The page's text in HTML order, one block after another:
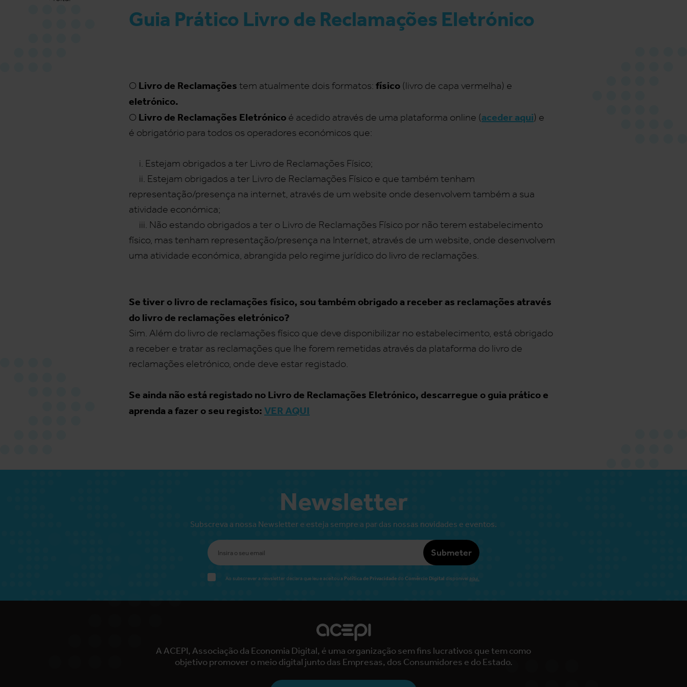
Guia Prático Livro de Reclamações Eletrónico
O Livro de Reclamações tem atualmente dois formatos: físico (livro de capa vermelha) e
eletrónico.
O Livro de Reclamações Eletrónico é acedido através de uma plataforma online (aceder aqui) e
é obrigatório para todos os operadores económicos que:
i. Estejam obrigados a ter Livro de Reclamações Físico;
ii. Estejam obrigados a ter Livro de Reclamações Físico e que também tenham
representação/presença na internet, através de um website onde desenvolvem também a sua
atividade económica;
iii. Não estando obrigados a ter o Livro de Reclamações Físico por não terem estabelecimento
físico, mas tenham representação/presença na Internet, através de um website, onde desenvolvem
uma atividade económica, abrangida pelo regime jurídico do livro de reclamações.
Se tiver o livro de reclamações físico, sou também obrigado a receber as reclamações através
do livro de reclamações eletrónico?
Sim. Além do livro de reclamações físico que deve disponibilizar no estabelecimento, está obrigado
a receber e tratar as reclamações que lhe forem remetidas através da plataforma do livro de
reclamações eletrónico, onde deve estar registado.
Se ainda não está registado no Livro de Reclamações Eletrónico, descarregue o guia prático e
aprenda a fazer o seu registo: VER AQUI
Newsletter
Subscreva a nossa Newsletter e esteja sempre a par das nossas novidades e eventos.
Submeter
Ao subscrever a newsletter declara que leu e aceitou a Política de Privacidadedo Comércio Digital disponívelaqui.
A ACEPI, Associação da Economia Digital, é uma organização sem fins lucrativos que tem como
objetivo promover o meio digital junto das Empresas, dos Consumidores e do Estado.